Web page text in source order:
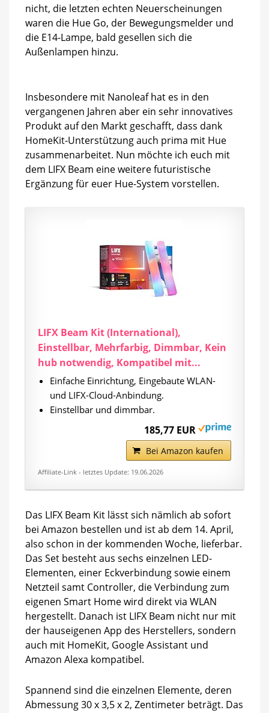
nicht, die letzten echten Neuerscheinungen
waren die Hue Go, der Bewegungsmelder und
die E14-Lampe, bald gesellen sich die
Außenlampen hinzu.
Insbesondere mit Nanoleaf hat es in den
vergangenen Jahren aber ein sehr innovatives
Produkt auf den Markt geschafft, dass dank
HomeKit-Unterstützung auch prima mit Hue
zusammenarbeitet. Nun möchte ich euch mit
dem LIFX Beam eine weitere futuristische
Ergänzung für euer Hue-System vorstellen.
LIFX Beam Kit (International),
Einstellbar, Mehrfarbig, Dimmbar, Kein
hub notwendig, Kompatibel mit...
Einfache Einrichtung, Eingebaute WLAN-
und LIFX-Cloud-Anbindung.
Einstellbar und dimmbar.
185,77 EUR
Bei Amazon kaufen
Affiliate-Link - letztes Update: 19.06.2026
Das LIFX Beam Kit lässt sich nämlich ab sofort
bei Amazon bestellen und ist ab dem 14. April,
also schon in der kommenden Woche, lieferbar.
Das Set besteht aus sechs einzelnen LED-
Elementen, einer Eckverbindung sowie einem
Netzteil samt Controller, die Verbindung zum
eigenen Smart Home wird direkt via WLAN
hergestellt. Danach ist LIFX Beam nicht nur mit
der hauseigenen App des Herstellers, sondern
auch mit HomeKit, Google Assistant und
Amazon Alexa kompatibel.
Spannend sind die einzelnen Elemente, deren
Abmessung 30 x 3,5 x 2, Zentimeter beträgt. Das